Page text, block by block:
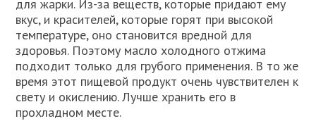
для жарки. Из-за веществ, которые придают ему
вкус, и красителей, которые горят при высокой
температуре, оно становится вредной для
здоровья. Поэтому масло холодного отжима
подходит только для грубого применения. В то же
время этот пищевой продукт очень чувствителен к
свету и окислению. Лучше хранить его в
прохладном месте.